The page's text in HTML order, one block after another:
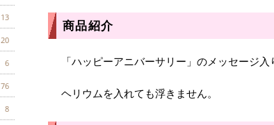
13
20
6
76
8
商品紹介
「ハッピーアニバーサリー」のメッセージ入
ヘリウムを入れても浮きません。